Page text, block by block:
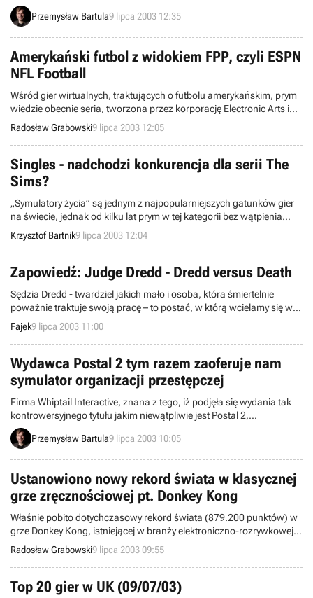
korporacja Electronic Arts w październiku tego roku wyda siódmy i
zarazem ostatni przed premierą The Sims 2 dodatek do pierwszej
produkcji brzmi The Sims Makin Magic, a wprowadza ona do świata
simów... magię!!!.
Przemysław Bartula9 lipca 2003 12:35
Amerykański futbol z widokiem FPP, czyli ESPN
NFL Football
Wśród gier wirtualnych, traktujących o futbolu amerykańskim, prym
wiedzie obecnie seria, tworzona przez korporację Electronic Arts i
firmowana nazwiskiem Johna Maddena. Zdecydowany atak na
pozycję rynkowego lidera zamierza przypuścić studio Visual
Concepts Entertainment, które do spółki z korporacją Sega
przygotowuje program konkurencyjny i w pewnych elementach
innowacyjny.
Radosław Grabowski9 lipca 2003 12:05
Singles - nadchodzi konkurencja dla serii The
Sims?
„Symulatory życia” są jednym z najpopularniejszych gatunków gier
na świecie, jednak od kilku lat prym w tej kategorii bez wątpienia
należy do serii The Sims. Już niedługo do sklepów zawita jednak
produkcja autorstwa niemieckiego zespołu Rotobee, pt. Singles,
która być może zachwieje rynkową pozycję powyższego cyklu.
Krzysztof Bartnik9 lipca 2003 12:04
Zapowiedź: Judge Dredd - Dredd versus Death
Sędzia Dredd - twardziel jakich mało i osoba, która śmiertelnie
poważnie traktuje swoją pracę – to postać, w którą wcielamy się w
tej produkcji. Gra nie ma nic wspólnego z filmową adaptacją
przygód Dredda, ale bezpośrednio nawiązuje do komiksu...
Fajek9 lipca 2003 11:00
Wydawca Postal 2 tym razem zaoferuje nam
symulator organizacji przestępczej
Firma Whiptail Interactive, znana z tego, iż podjęła się wydania tak
kontrowersyjnego tytułu jakim niewątpliwie jest Postal 2,
oświadczyła, iż w jej ofercie znalazł się kolejny tytuł związany z
przemocą i zorganizowaną przestępczością. Mowa tu o grze
odpowiada 17-osobowy duński zespół developerski
MediaMobsters.
Przemysław Bartula9 lipca 2003 10:05
Ustanowiono nowy rekord świata w klasycznej
grze zręcznościowej pt. Donkey Kong
Właśnie pobito dotychczasowy rekord świata (879.200 punktów) w
grze Donkey Kong, istniejącej w branży elektroniczno-rozrywkowej
od ponad dwóch dekad. Rezultat został zarejestrowany przez Twin
Galaxies, czyli wirtualną bazę wyników, funkcjonującą od 1981
roku.
Radosław Grabowski9 lipca 2003 09:55
Top 20 gier w UK (09/07/03)